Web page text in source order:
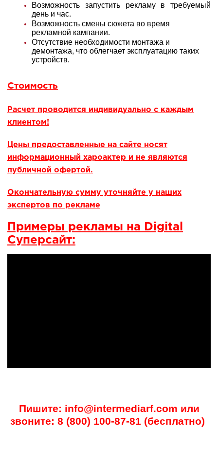
Возможность запустить рекламу в требуемый
день и час.
Возможность смены сюжета во время
рекламной кампании.
Отсутствие необходимости монтажа и
демонтажа, что облегчает эксплуатацию таких
устройств.
Стоимость
Расчет проводится индивидуально с каждым
клиентом!
Цены предоставленные на сайте носят
информационный хароактер и не являются
публичной офертой.
Окончательную сумму уточняйте у наших
экспертов по рекламе
Примеры рекламы на Digital
Суперсайт:
Пишите: info@intermediarf.com или
звоните: 8 (800) 100-87-81 (бесплатно)